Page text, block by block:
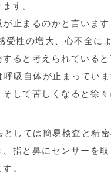
す。
止まるのかと言いま
受性の増大、心不全に
ると考えられていると
呼吸自体が止まってい
して苦しくなると徐
としては簡易検査と精
指と鼻にセンサーを
。